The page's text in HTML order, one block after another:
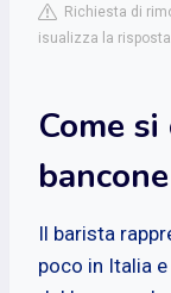
Richiesta di
isualizza la
Come
Il barista
poco in Italia